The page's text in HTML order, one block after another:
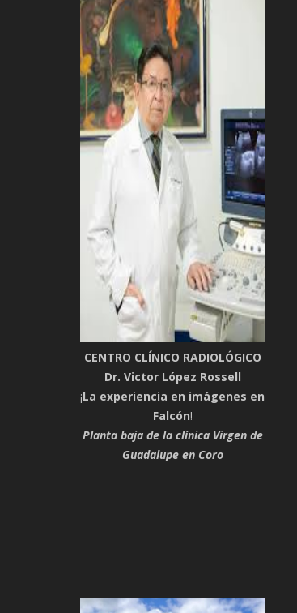
CENTRO CLÍNICO RADIOLÓGICO
Dr. Victor López Rossell
¡La experiencia en imágenes en
Falcón!
Planta baja de la clínica Virgen de
Guadalupe en Coro